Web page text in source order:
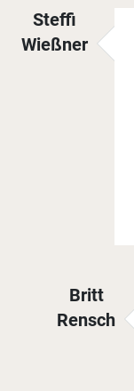
Steffi
Wießner
Britt
Rensch